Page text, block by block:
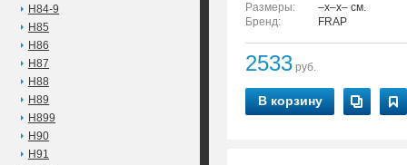
H84-9
H85
H86
H87
H88
H89
H899
H90
H91
Размеры:
–x–x– см.
Бренд:
FRAP
2533 руб.
В корзину